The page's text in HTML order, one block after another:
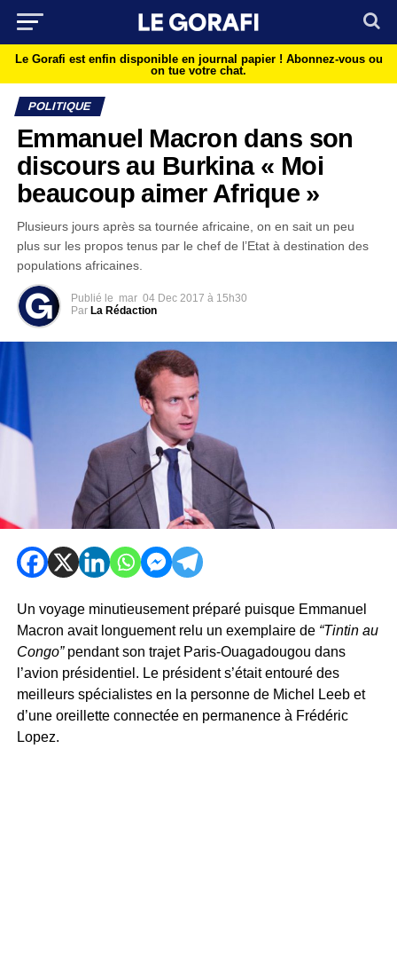
Le Gorafi est enfin disponible en journal papier ! Abonnez-vous ou
on tue votre chat.
POLITIQUE
Emmanuel Macron dans son
discours au Burkina « Moi
beaucoup aimer Afrique »
Plusieurs jours après sa tournée africaine, on en sait un peu
plus sur les propos tenus par le chef de l’Etat à destination des
populations africaines.
Publié le mar 04 Dec 2017 à 15h30
Par La Rédaction
Un voyage minutieusement préparé puisque Emmanuel
Macron avait longuement relu un exemplaire de“Tintin au
Congo”pendant son trajet Paris-Ouagadougou dans
l’avion présidentiel. Le président s’était entouré des
meilleurs spécialistes en la personne de Michel Leeb et
d’une oreillette connectée en permanence à Frédéric
Lopez.